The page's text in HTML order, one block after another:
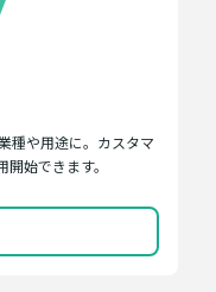
種や用途に。カスタマ
始できます。